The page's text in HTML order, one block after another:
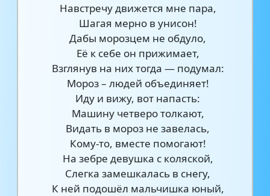
Навстречу движется мне пара,
Шагая мерно в унисон!
Дабы морозцем не обдуло,
Её к себе он прижимает,
Взглянув на них тогда — подумал:
Мороз – людей объединяет!
Иду и вижу, вот напасть:
Машину четверо толкают,
Видать в мороз не завелась,
Кому-то, вместе помогают!
На зебре девушка с коляской,
Слегка замешкалась в снегу,
К ней подошёл мальчишка юный,